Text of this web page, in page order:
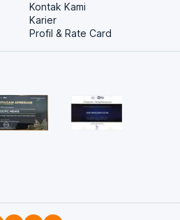
Kontak Kami
Karier
Profil & Rate Card